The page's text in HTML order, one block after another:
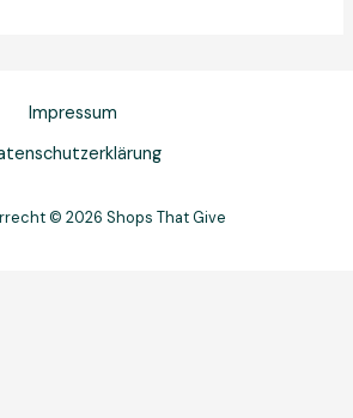
Impressum
© 2026 Shops That Give